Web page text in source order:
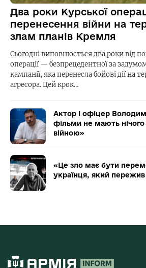
Два роки Курської
перенесення війни на
злам планів Кремля
Сьогодні виповнюється два роки від
операції — безпрецедентної за
кампанії, яка перенесла бойові дії на
агресора. Цей крок…
Актор і офіцер
фільми не мають нічого
війною»
«Це зло має бути
українця, який пережив